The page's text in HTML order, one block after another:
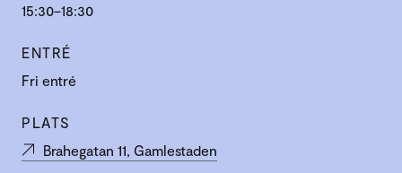
15:30–18:30
ENTRÉ
Fri entré
PLATS
Brahegatan 11, Gamlestaden